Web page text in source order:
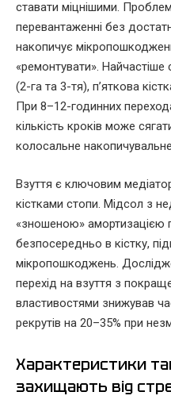
ставати міцнішими.
перевантаженні без
накопичує
«ремонтувати».
(2-га та 3-тя), п’яткова
При 8–12-годинних
кількість кроків може
колосальне
Взуття є ключовим
кістками стопи. Мідсол з
«зношеною» амортизацією
безпосередньо в кістку,
мікропошкоджень.
перехід на взуття з
властивостями знижував
рекрутів на 20–35% при
Характеристики
захищають від